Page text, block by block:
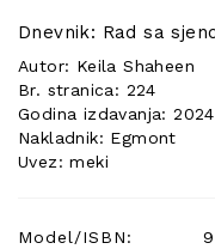
Dnevnik: Rad sa
Autor: Keila Shaheen
Br. stranica: 224
Godina izdavanja:
Nakladnik: Egmont
Uvez: meki
Model/ISBN: